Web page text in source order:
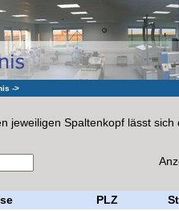
->
jeweiligen Spaltenkopf lässt sich
PLZ